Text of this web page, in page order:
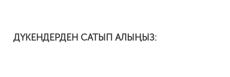
ДҮКЕНДЕРДЕН САТЫП АЛЫҢЫЗ: